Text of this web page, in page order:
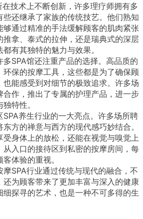
技术上不断创新，许多理疗师拥有多
还继承了家族的传统技艺。他们熟知
够通过精准的手法缓解顾客的肌肉紧张
推拿、泰式的拉伸，还是瑞典式的深层
有其独特的魅力与效果。
SPA馆还注重产品的选择。高品质的
保的按摩工具，这些都是为了确保顾
能感受到对细节的极致追求。许多场
合作，推出了专属的护理产品，进一步
特性。
养生行业的一大亮点。许多场所聘
方的禅意与西方的现代感巧妙结合。
身体上的放松，还能在视觉与嗅觉上
从入口的接待区到私密的按摩房间，每
体验的重视。
SPA行业通过传统与现代的融合，不
还为顾客带来了更加丰富与深入的健康
探寻的艺术，也是一种不可多得的生